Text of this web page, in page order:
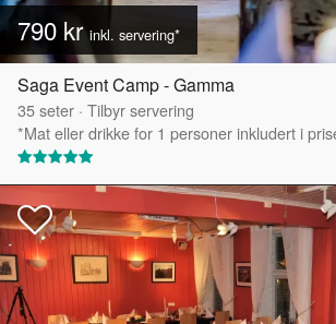
790 krinkl. servering*
Saga Event Camp - Gamma
35seter · Tilbyr servering
*Mat eller drikke for 1 personer inkludert i